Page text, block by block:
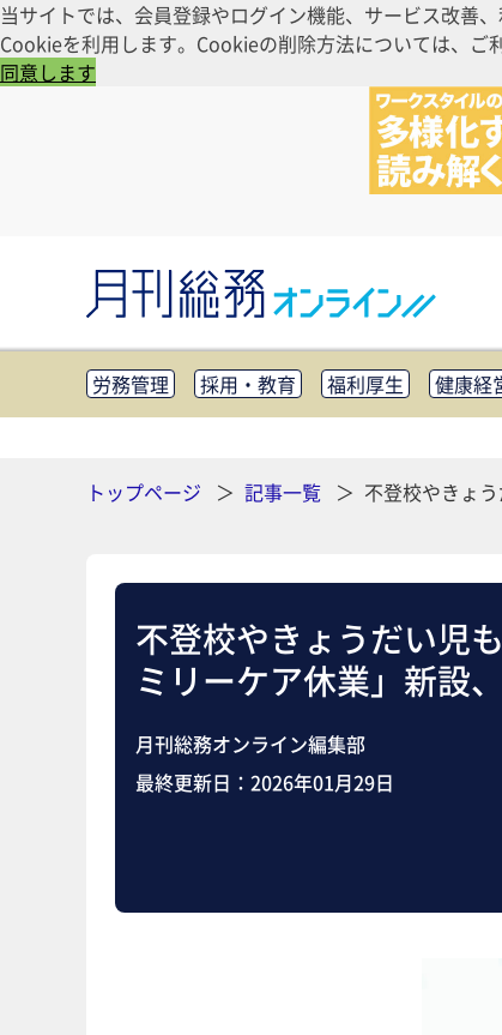
当サイトでは、会員登録やログイン機能、サービス改善
Cookieを利用します。Cookieの削除方法については、
同意します
労務管理 採用・教育 福利厚生 健康経
知財管理
リスクマネジメント・BCP 社
助
トップページ
記事一覧 不登校やきょ
不登校やきょうだい児
ミリーケア休業」新設
月刊総務オンライン編集部
最終更新日： 2026年01月29日